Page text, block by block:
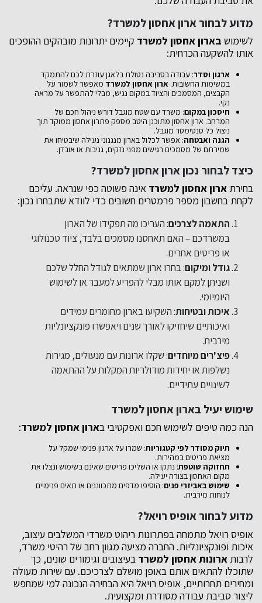
מדוע לבחור ארון אחסון למשרד?
לשימוש בארון אחסון למשרד קיימים יתרונות מובהקים ההופכים
אותו להשקעה הכרחית:
ארגון וסדר: עבודה בסביבה נטולת בלאגן עוזרת לכם להתמקד
במשימות החשובות. ארון אחסון למשרד מאפשר לשמור על
הקבצים, המסמכים והציוד במקום נגיש, מבלי להתפשר על מראה
נקי.
חיסכון במקום: משרד עם שטח מוגבל דורש ניהול חכם של
המרחב. ארון אחסון מתוכנן היטב מספק פתרון אחסון ממוקד תוך
ניצול כל סנטימטר מוגבל.
הגנה ואבטחה: אפשר לכלול בארון מנגנוני נעילה שיבטיחו את
שמירתם של מסמכים רגישים מפני נזקים, גניבות או אובדן.
כיצד לבחור נכון ארון אחסון למשרד?
בחירת ארון אחסון למשרד אינה פשוטה כפי שנראה. עליכם
לקחת בחשבון מספר פרמטרים חשובים כדי לוודא שתבחרו נכון:
התאמה לצרכים: העריכו מה תפקידו של הארון
במשרדכם – האם תאחסנו מסמכים בלבד, ציוד טכנולוגי
או פריטים אחרים.
גודל ומיקום: בחרו ארון שמתאים לגודל החלל שלכם
ושניתן למקם אותו מבלי להפריע למעבר או לשימוש
היומיומי.
איכות ובטיחות: השקיעו בארון מחומרים עמידים
ואיכותיים שיחזיקו לאורך שנים ויאפשרו פונקציונליות
מירבית.
פיצ'רים מיוחדים: שקלו ארונות עם מנעולים, מגירות
נשלפות או יחידות מודולריות המקלות על ההתאמה
לשינויים עתידיים.
שימוש יעיל בארון אחסון למשרד
הנה כמה טיפים לשימוש חכם ואפקטיבי בארון אחסון למשרד:
תיוק מסודר לפי קטגוריות: שמרו על ארגון פנימי שמקל על
מציאת פריטים במהירות.
תחזוקה שוטפת: נתקו או השליכו פריטים שאינם בשימוש ונצלו את
מקום האחסון בצורה יעילה.
שימוש באביזרי פנים: הוסיפו מדפים מתכווננים או תאים פנימיים
לנוחות מירבית.
מדוע לבחור אופיס רויאל?
אופיס רויאל מתמחה בפתרונות ריהוט משרדי המשלבים עיצוב,
איכות ופונקציונליות. החברה מציעה מגוון רחב של רהיטי משרד,
לרבות ארונות אחסון למשרד בעיצובים וגימורים שונים, כך
שתוכלו להתאים אותם באופן מושלם לצרכיכם. עם שירות מעולה
ומחירים תחרותיים, אופיס רויאל היא הבחירה הנכונה למי שמחפש
ליצור סביבת עבודה מסודרת ומקצועית.